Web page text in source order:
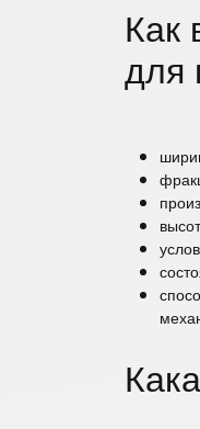
Как
для